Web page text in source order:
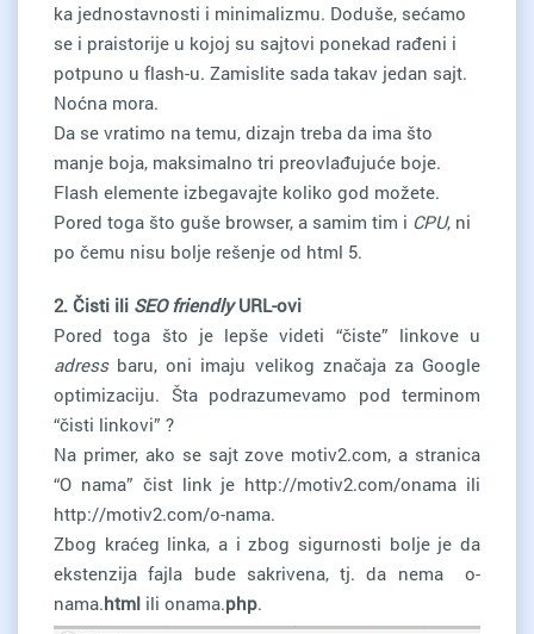
ka jednostavnosti i minimalizmu. Doduše, sećamo
se i praistorije u kojoj su sajtovi ponekad rađeni i
potpuno u flash-u. Zamislite sada takav jedan sajt.
Noćna mora.
Da se vratimo na temu, dizajn treba da ima što
manje boja, maksimalno tri preovlađujuće boje.
Flash elemente izbegavajte koliko god možete.
Pored toga što guše browser, a samim tim i CPU, ni
po čemu nisu bolje rešenje od html 5.
2. Čisti ili SEO friendlyURL-ovi
Pored toga što je lepše videti “čiste” linkove u
adressbaru, oni imaju velikog značaja za Google
optimizaciju. Šta podrazumevamo pod terminom
“čisti linkovi” ?
Na primer, ako se sajt zove motiv2.com, a stranica
“O nama” čist link je http://motiv2.com/onama ili
http://motiv2.com/o-nama.
Zbog kraćeg linka, a i zbog sigurnosti bolje je da
ekstenzija fajla bude sakrivena, tj. da nema o-
nama.html ili onama.php.